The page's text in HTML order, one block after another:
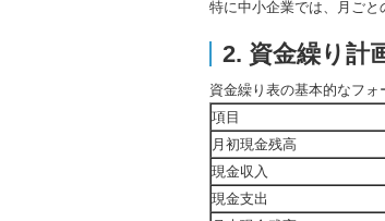
特に中小企業では、月ごと
2. 資金繰り計
資金繰り表の基本的なフォ
項目
月初現金残高
現金収入
現金支出